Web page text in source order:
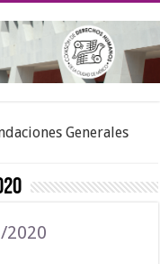
Generales
2020